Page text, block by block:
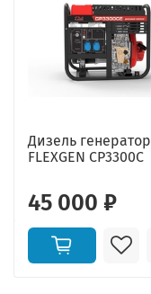
Дизель генератор
FLEXGEN CP3300C
45 000 ₽